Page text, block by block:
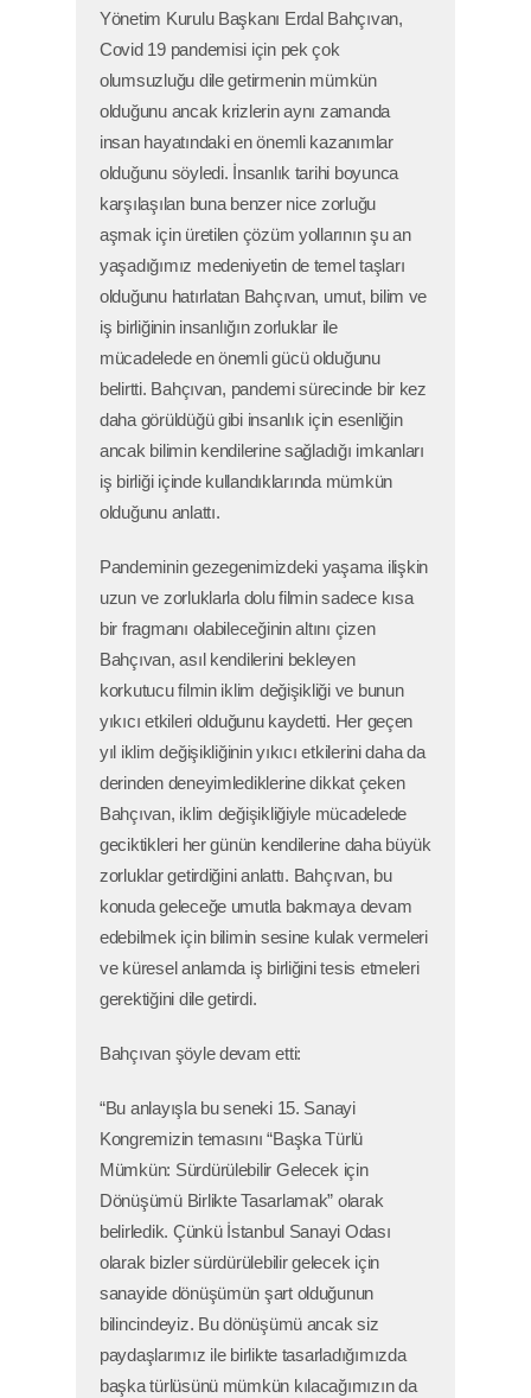
Yönetim Kurulu Başkanı Erdal Bahçıvan,
Covid 19 pandemisi için pek çok
olumsuzluğu dile getirmenin mümkün
olduğunu ancak krizlerin aynı zamanda
insan hayatındaki en önemli kazanımlar
olduğunu söyledi. İnsanlık tarihi boyunca
karşılaşılan buna benzer nice zorluğu
aşmak için üretilen çözüm yollarının şu an
yaşadığımız medeniyetin de temel taşları
olduğunu hatırlatan Bahçıvan, umut, bilim ve
iş birliğinin insanlığın zorluklar ile
mücadelede en önemli gücü olduğunu
belirtti. Bahçıvan, pandemi sürecinde bir kez
daha görüldüğü gibi insanlık için esenliğin
ancak bilimin kendilerine sağladığı imkanları
iş birliği içinde kullandıklarında mümkün
olduğunu anlattı.
Pandeminin gezegenimizdeki yaşama ilişkin
uzun ve zorluklarla dolu filmin sadece kısa
bir fragmanı olabileceğinin altını çizen
Bahçıvan, asıl kendilerini bekleyen
korkutucu filmin iklim değişikliği ve bunun
yıkıcı etkileri olduğunu kaydetti. Her geçen
yıl iklim değişikliğinin yıkıcı etkilerini daha da
derinden deneyimlediklerine dikkat çeken
Bahçıvan, iklim değişikliğiyle mücadelede
geciktikleri her günün kendilerine daha büyük
zorluklar getirdiğini anlattı. Bahçıvan, bu
konuda geleceğe umutla bakmaya devam
edebilmek için bilimin sesine kulak vermeleri
ve küresel anlamda iş birliğini tesis etmeleri
gerektiğini dile getirdi.
Bahçıvan şöyle devam etti:
“Bu anlayışla bu seneki 15. Sanayi
Kongremizin temasını “Başka Türlü
Mümkün: Sürdürülebilir Gelecek için
Dönüşümü Birlikte Tasarlamak” olarak
belirledik. Çünkü İstanbul Sanayi Odası
olarak bizler sürdürülebilir gelecek için
sanayide dönüşümün şart olduğunun
bilincindeyiz. Bu dönüşümü ancak siz
paydaşlarımız ile birlikte tasarladığımızda
başka türlüsünü mümkün kılacağımızın da